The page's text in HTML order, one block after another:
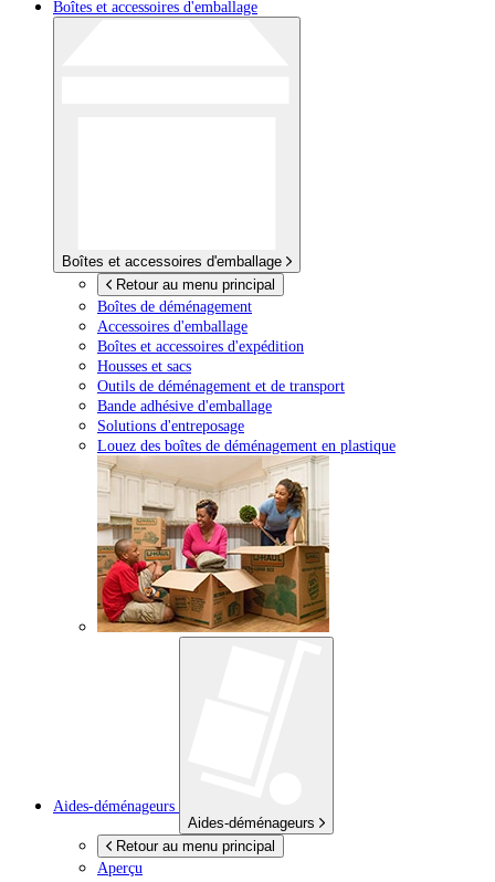
Boîtes et accessoires d'emballage
Boîtes et accessoires d'emballage
Retour au menu principal
Boîtes de déménagement
Accessoires d'emballage
Boîtes et accessoires d'expédition
Housses et sacs
Outils de déménagement et de transport
Bande adhésive d'emballage
Solutions d'entreposage
Louez des boîtes de déménagement en plastique
Aides-déménageurs
Aides-déménageurs
Retour au menu principal
Aperçu